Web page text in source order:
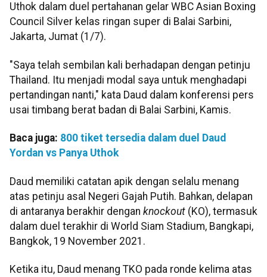
Uthok dalam duel pertahanan gelar WBC Asian Boxing
Council Silver kelas ringan super di Balai Sarbini,
Jakarta, Jumat (1/7).
"Saya telah sembilan kali berhadapan dengan petinju
Thailand. Itu menjadi modal saya untuk menghadapi
pertandingan nanti," kata Daud dalam konferensi pers
usai timbang berat badan di Balai Sarbini, Kamis.
Baca juga: 800 tiket tersedia dalam duel Daud
Yordan vs Panya Uthok
Daud memiliki catatan apik dengan selalu menang
atas petinju asal Negeri Gajah Putih. Bahkan, delapan
di antaranya berakhir dengan knockout (KO), termasuk
dalam duel terakhir di World Siam Stadium, Bangkapi,
Bangkok, 19 November 2021.
Ketika itu, Daud menang TKO pada ronde kelima atas